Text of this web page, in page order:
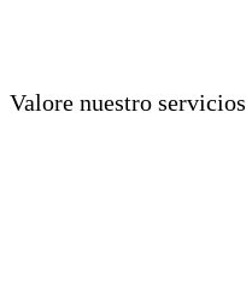
Valore nuestro servicios